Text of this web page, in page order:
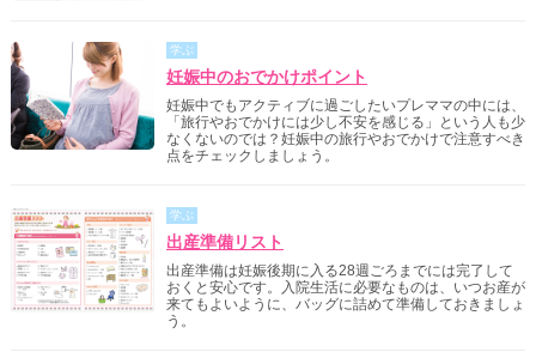
学ぶ
妊娠中のおでかけポイント
妊娠中でもアクティブに過ごしたいプレママの中には、
「旅行やおでかけには少し不安を感じる」という人も少
なくないのでは？妊娠中の旅行やおでかけで注意すべき
点をチェックしましょう。
学ぶ
出産準備リスト
出産準備は妊娠後期に入る28週ごろまでには完了して
おくと安心です。入院生活に必要なものは、いつお産が
来てもよいように、バッグに詰めて準備しておきましょ
う。